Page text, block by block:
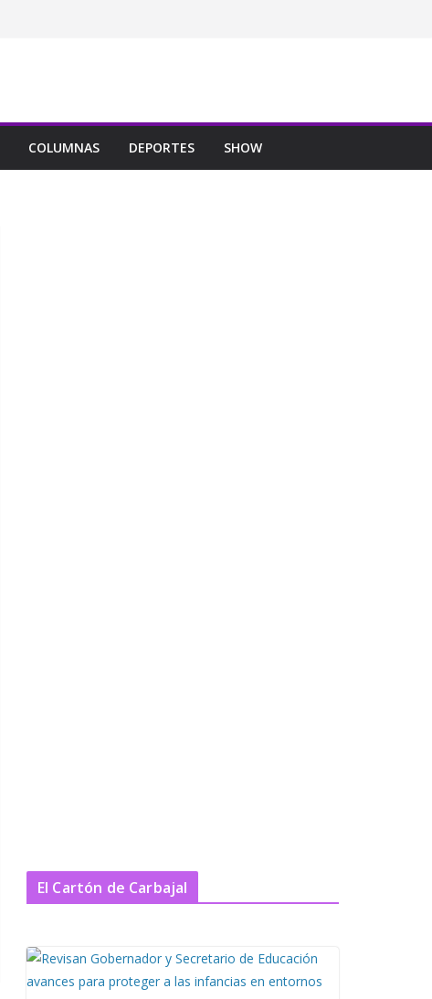
COLUMNAS DEPORTES SHOW
El Cartón de Carbajal